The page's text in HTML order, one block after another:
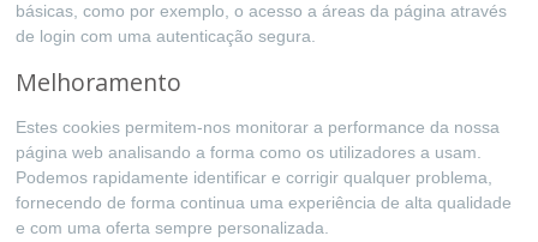
básicas, como por exemplo, o acesso a áreas da página através
de login com uma autenticação segura.
Melhoramento
Estes cookies permitem-nos monitorar a performance da nossa
página web analisando a forma como os utilizadores a usam.
Podemos rapidamente identificar e corrigir qualquer problema,
fornecendo de forma continua uma experiência de alta qualidade
e com uma oferta sempre personalizada.